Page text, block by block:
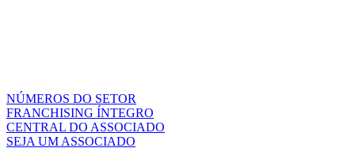
NÚMEROS DO SETOR
FRANCHISING ÍNTEGRO
CENTRAL DO ASSOCIADO
SEJA UM ASSOCIADO